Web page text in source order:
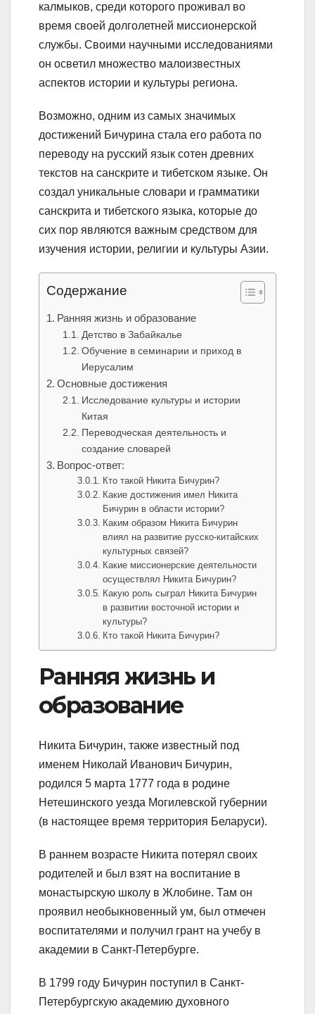
калмыков, среди которого проживал во
время своей долголетней миссионерской
службы. Своими научными исследованиями
он осветил множество малоизвестных
аспектов истории и культуры региона.
Возможно, одним из самых значимых
достижений Бичурина стала его работа по
переводу на русский язык сотен древних
текстов на санскрите и тибетском языке. Он
создал уникальные словари и грамматики
санскрита и тибетского языка, которые до
сих пор являются важным средством для
изучения истории, религии и культуры Азии.
Содержание
Ранняя жизнь и образование
Детство в Забайкалье
Обучение в семинарии и приход в
Иерусалим
Основные достижения
Исследование культуры и истории
Китая
Переводческая деятельность и
создание словарей
Вопрос-ответ:
Кто такой Никита Бичурин?
Какие достижения имел Никита
Бичурин в области истории?
Каким образом Никита Бичурин
влиял на развитие русско-китайских
культурных связей?
Какие миссионерские деятельности
осуществлял Никита Бичурин?
Какую роль сыграл Никита Бичурин
в развитии восточной истории и
культуры?
Кто такой Никита Бичурин?
Ранняя жизнь и
образование
Никита Бичурин, также известный под
именем Николай Иванович Бичурин,
родился 5 марта 1777 года в родине
Нетешинского уезда Могилевской губернии
(в настоящее время территория Беларуси).
В раннем возрасте Никита потерял своих
родителей и был взят на воспитание в
монастырскую школу в Жлобине. Там он
проявил необыкновенный ум, был отмечен
воспитателями и получил грант на учебу в
академии в Санкт-Петербурге.
В 1799 году Бичурин поступил в Санкт-
Петербургскую академию духовного